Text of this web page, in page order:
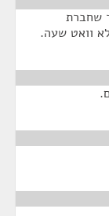
שחברת
וואט שעה.